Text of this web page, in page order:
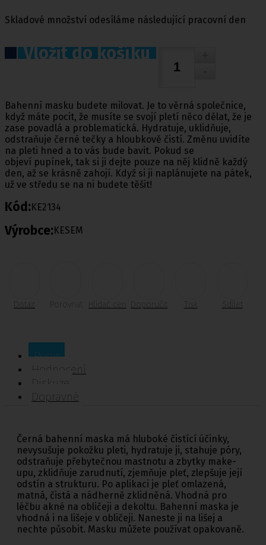
Skladové množství odesíláme následující pracovní den
Vložit do košíku
Bahenní masku budete milovat. Je to věrná společnice,
když máte pocit, že musíte se svojí pletí něco dělat, že je
zase povadlá a problematická. Hydratuje, uklidňuje,
odstraňuje černé tečky a hloubkově čistí. Změnu uvidíte
na pleti hned a to vás bude bavit. Pokud se
objeví pupínek, tak si ji dejte pouze na něj klidně každý
den, až se krásně zahojí. Když si ji naplánujete na pátek,
už ve středu se na ni budete těšit!
Kód:KE2134
Výrobce:KESEM
Dotaz Porovnat Doporučit Tisk Sdílet
Popis
Hodnocení
Diskuze
Dopravné
Černá bahenní maska má hluboké čistící účinky,
nevysušuje pokožku pleti, hydratuje ji, stahuje póry,
odstraňuje přebytečnou mastnotu a zbytky make-
upu, zklidňuje zarudnutí, zjemňuje pleť, zlepšuje její
odstín a strukturu. Po aplikaci je pleť omlazená,
matná, čistá a nádherně zklidněná. Vhodná pro
léčbu akné na obličeji a dekoltu. Bahenní maska je
vhodná i na lišeje v obličeji. Naneste ji na lišej a
nechte působit. Masku můžete používat opakovaně.